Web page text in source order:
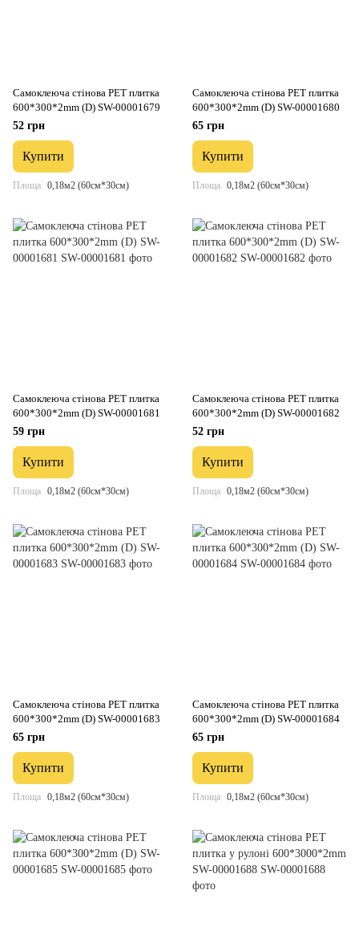
Самоклеюча стінова PET плитка
600*300*2mm (D) SW-00001679
52 грн
Купити
Площа 0,18м2 (60см*30см)
Самоклеюча стінова PET плитка
600*300*2mm (D) SW-00001680
65 грн
Купити
Площа 0,18м2 (60см*30см)
Самоклеюча стінова PET плитка
600*300*2mm (D) SW-00001681
59 грн
Купити
Площа 0,18м2 (60см*30см)
Самоклеюча стінова PET плитка
600*300*2mm (D) SW-00001682
52 грн
Купити
Площа 0,18м2 (60см*30см)
Самоклеюча стінова PET плитка
600*300*2mm (D) SW-00001683
65 грн
Купити
Площа 0,18м2 (60см*30см)
Самоклеюча стінова PET плитка
600*300*2mm (D) SW-00001684
65 грн
Купити
Площа 0,18м2 (60см*30см)